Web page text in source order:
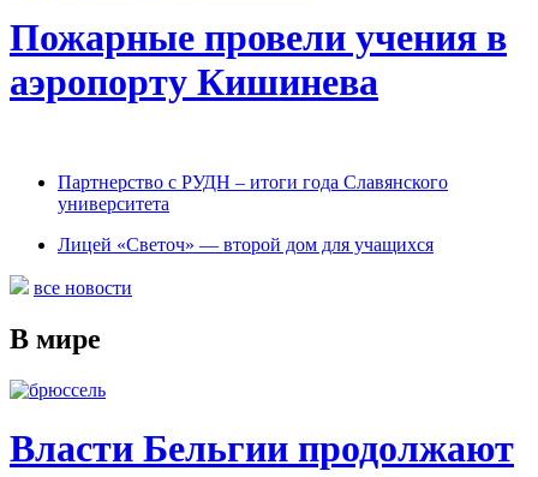
Пожарные провели учения в
аэропорту Кишинева
Партнерство с РУДН – итоги года Славянского
университета
Лицей «Светоч» — второй дом для учащихся
все новости
В мире
Власти Бельгии продолжают